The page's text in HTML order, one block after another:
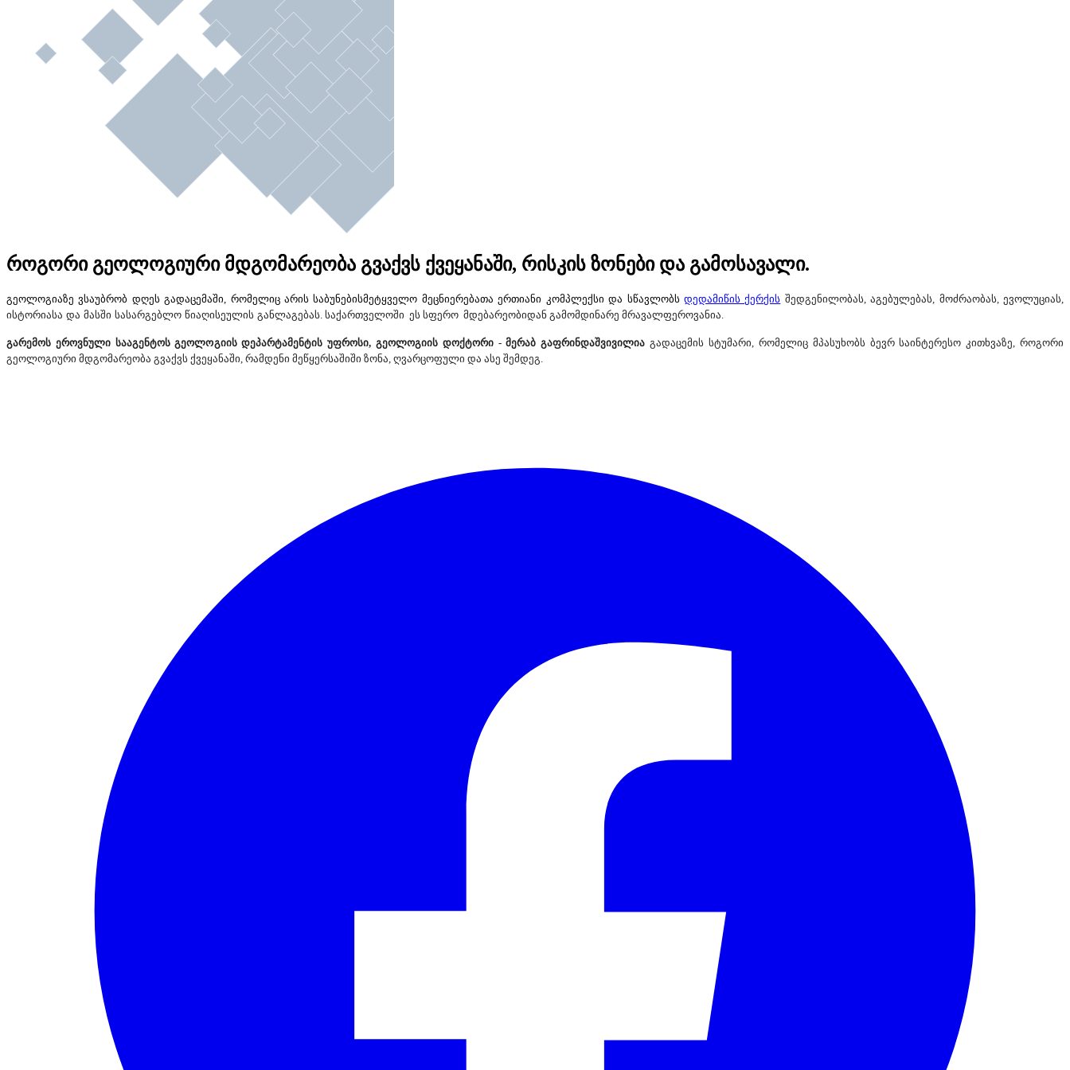
როგორი გეოლოგიური მდგომარეობა გვაქვს ქვეყანაში, რისკის ზონები და გამოსავალი.
გეოლოგიაზე ვსაუბრობ დღეს გადაცემაში, რომელიც არის საბუნებისმეტყველო მეცნიერებათა ერთიანი კომპლექსი და სწავლობს დედამიწის ქერქის შედგენილობას,აგებულებას, მოძრაობას,ევოლუციას,
ისტორიასა და მასში სასარგებლო წიაღისეულის განლაგებას. საქართველოში ეს სფერო მდებარეობიდან გამომდინარე მრავალფეროვანია.
გარემოს ეროვნული სააგენტოს გეოლოგიის დეპარტამენტის უფროსი, გეოლოგიის დოქტორი - მერაბ გაფრინდაშვივილია გადაცემის სტუმარი, რომელიც მპასუხობს ბევრ საინტერესო კითხვაზე, როგორი
გეოლოგიური მდგომარეობა გვაქვს ქვეყანაში, რამდენი მეწყერსაშიში ზონა, ღვარცოფული და ასე შემდეგ.